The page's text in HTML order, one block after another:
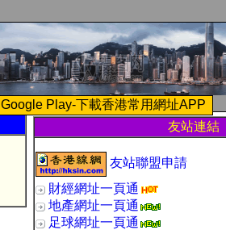
Google Play-下載香港常用網址APP
友站連結
友站聯盟申請
財經網址一頁通
地產網址一頁通
足球網址一頁通